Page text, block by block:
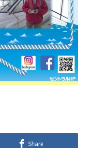
Share